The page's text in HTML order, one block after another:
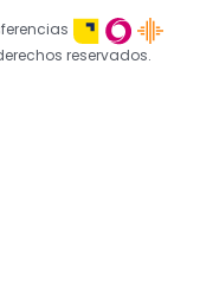
reservados.